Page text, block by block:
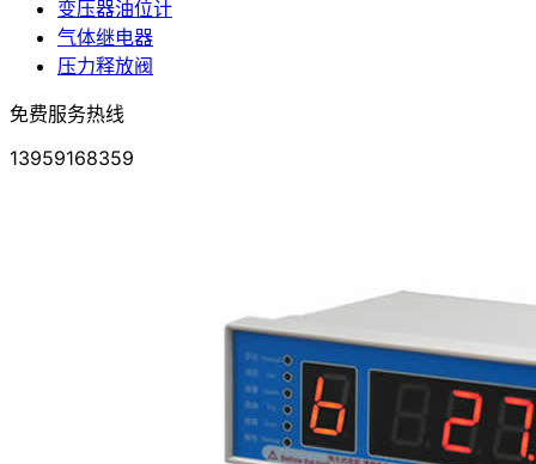
变压器油位计
气体继电器
压力释放阀
免费服务热线
13959168359